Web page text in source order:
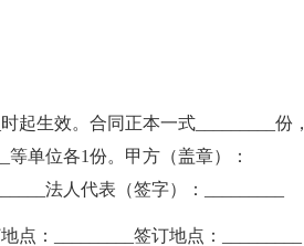
起生效。合同正本一式_________份，
等单位各1份。甲方（盖章）：
法人代表（签字）：_________
点：_________签订地点：_________